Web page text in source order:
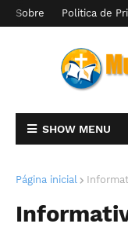
Sobre Politica de
SHOW MENU
Página inicial